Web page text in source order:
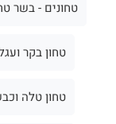
טחונים - בשר
טחון בקר
טחון טלה